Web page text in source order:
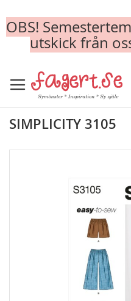
OBS!
utskick från
to
Content
SIMPLICITY 3105